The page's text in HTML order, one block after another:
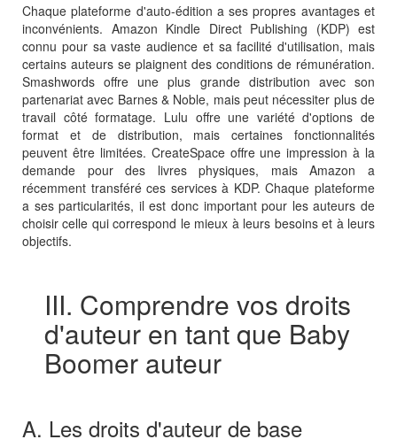
Chaque plateforme d'auto-édition a ses propres avantages et
inconvénients. Amazon Kindle Direct Publishing (KDP) est
connu pour sa vaste audience et sa facilité d'utilisation, mais
certains auteurs se plaignent des conditions de rémunération.
Smashwords offre une plus grande distribution avec son
partenariat avec Barnes & Noble, mais peut nécessiter plus de
travail côté formatage. Lulu offre une variété d'options de
format et de distribution, mais certaines fonctionnalités
peuvent être limitées. CreateSpace offre une impression à la
demande pour des livres physiques, mais Amazon a
récemment transféré ces services à KDP. Chaque plateforme
a ses particularités, il est donc important pour les auteurs de
choisir celle qui correspond le mieux à leurs besoins et à leurs
objectifs.
III. Comprendre vos droits
d'auteur en tant que Baby
Boomer auteur
A. Les droits d'auteur de base